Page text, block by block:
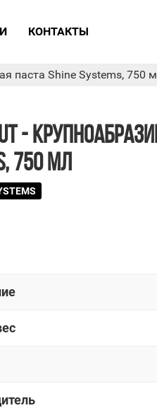
КОНТАКТЫ
паста Shine Systems, 750
-
750 МЛ